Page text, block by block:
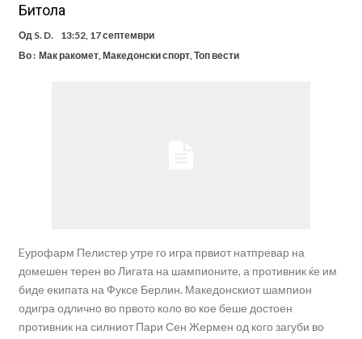
Битола
Од S. D.
13:52, 17 септември
Во : Мак ракомет,Македонски спорт,Топ вести
Eурофарм Пелистер утре го игра првиот натпревар на
домешен терен во Лигата на шампионите, а противник ќе им
биде екипата на Фуксе Берлин. Македонскиот шампион
одигра одлично во првото коло во кое беше достоен
противник на силниот Пари Сен Жермен од кого загуби во